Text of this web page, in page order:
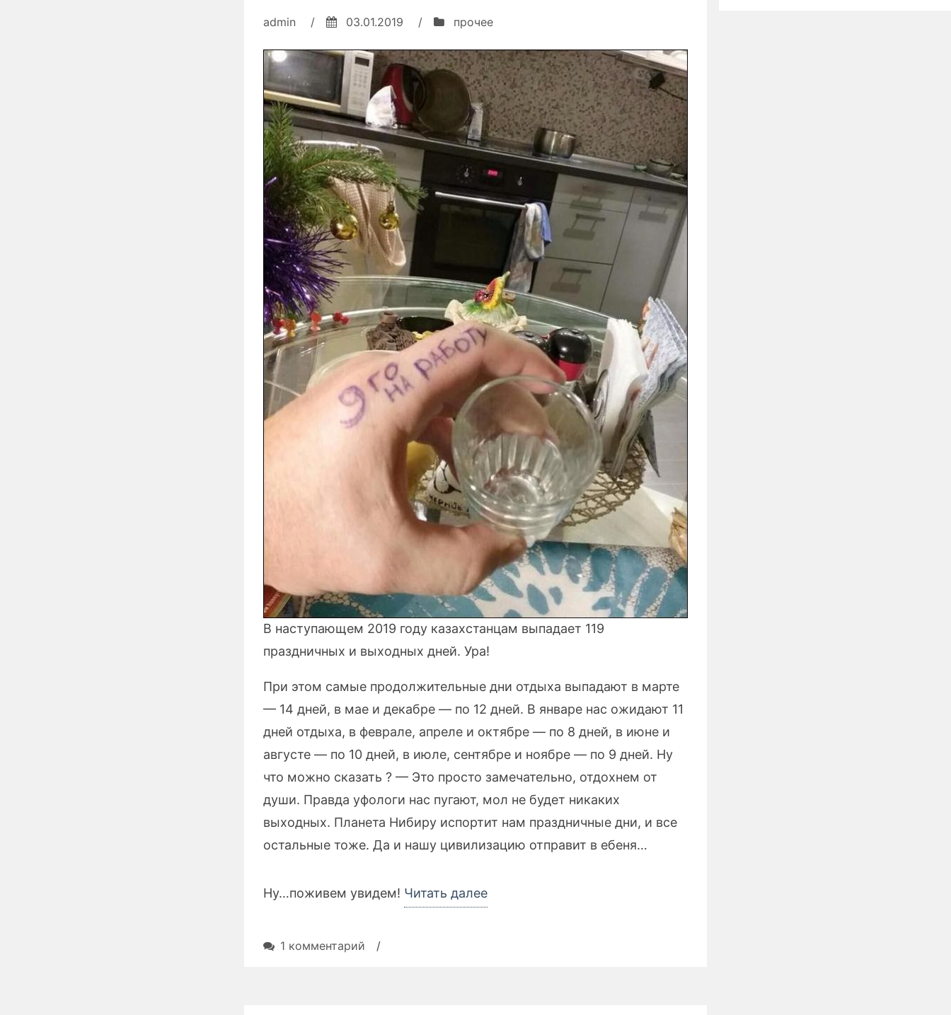
admin / 03.01.2019 / прочее
В наступающем 2019 году казахстанцам выпадает 119
праздничных и выходных дней. Ура!
При этом самые продолжительные дни отдыха выпадают в марте
— 14 дней, в мае и декабре — по 12 дней. В январе нас ожидают 11
дней отдыха, в феврале, апреле и октябре — по 8 дней, в июне и
августе — по 10 дней, в июле, сентябре и ноябре — по 9 дней. Ну
что можно сказать ? — Это просто замечательно, отдохнем от
души. Правда уфологи нас пугают, мол не будет никаких
выходных. Планета Нибиру испортит нам праздничные дни, и все
остальные тоже. Да и нашу цивилизацию отправит в ебеня…
Ну…поживем увидем! Читать далее«Праздничные
1 комментарий /